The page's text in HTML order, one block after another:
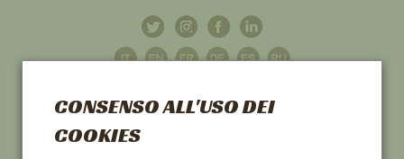
CONSENSO ALL'USO DEI
COOKIES